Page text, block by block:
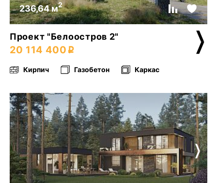
236,64 м2
Проект "Белоостров 2"
20 114 400
Кирпич Газобетон Каркас